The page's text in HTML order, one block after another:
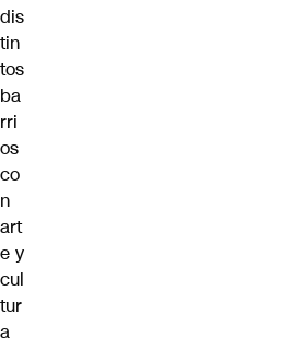
dis
tin
tos
ba
rri
os
co
n
art
e y
cul
tur
a